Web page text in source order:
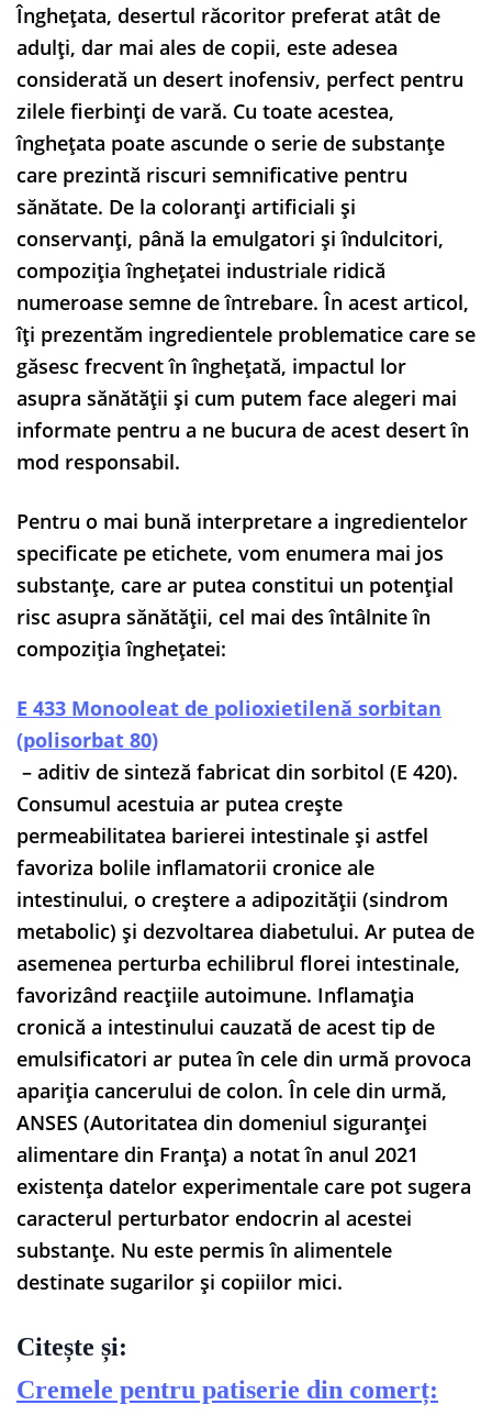
Înghețata, desertul răcoritor preferat atât de
adulți, dar mai ales de copii, este adesea
considerată un desert inofensiv, perfect pentru
zilele fierbinți de vară. Cu toate acestea,
înghețata poate ascunde o serie de substanțe
care prezintă riscuri semnificative pentru
sănătate. De la coloranți artificiali și
conservanți, până la emulgatori și îndulcitori,
compoziția înghețatei industriale ridică
numeroase semne de întrebare. În acest articol,
îți prezentăm ingredientele problematice care se
găsesc frecvent în înghețată, impactul lor
asupra sănătății și cum putem face alegeri mai
informate pentru a ne bucura de acest desert în
mod responsabil.
Pentru o mai bună interpretare a ingredientelor
specificate pe etichete, vom enumera mai jos
substanțe, care ar putea constitui un potențial
risc asupra sănătății, cel mai des întâlnite în
compoziția înghețatei:
E 433 Monooleat de polioxietilenă sorbitan
(polisorbat 80)
– aditiv de sinteză fabricat din sorbitol (E 420).
Consumul acestuia ar putea crește
permeabilitatea barierei intestinale și astfel
favoriza bolile inflamatorii cronice ale
intestinului, o creștere a adipozității (sindrom
metabolic) și dezvoltarea diabetului. Ar putea de
asemenea perturba echilibrul florei intestinale,
favorizând reacțiile autoimune. Inflamația
cronică a intestinului cauzată de acest tip de
emulsificatori ar putea în cele din urmă provoca
apariția cancerului de colon. În cele din urmă,
ANSES (Autoritatea din domeniul siguranței
alimentare din Franța) a notat în anul 2021
existența datelor experimentale care pot sugera
caracterul perturbator endocrin al acestei
substanțe. Nu este permis în alimentele
destinate sugarilor și copiilor mici.
Citește și:
Cremele pentru patiserie din comerț: